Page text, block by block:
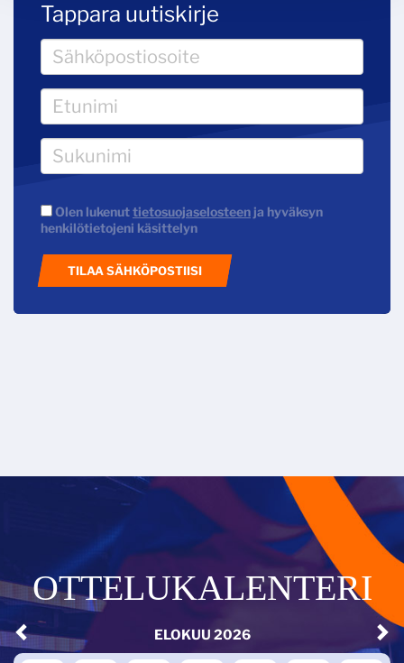
Tappara uutiskirje
Olen lukenuttietosuojaselosteen ja hyväksyn
henkilötietojeni käsittelyn
TILAA SÄHKÖPOSTIISI
OTTELUKALENTERI
ELOKUU 2026